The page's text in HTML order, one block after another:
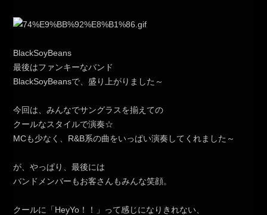
BlackSoyBeans
最後はファンキーなバンド
BlackSoyBeansで、盛り上がりました～
今回は、みんなでサングラスを揃えての
クールなスタイルで演奏☆
MCも少なく、R&B系の曲をいっぱい演奏してくれました～
が、やっぱり、最後には
バンドメンバーもお客さんもみんな笑顔。
クールに「HeyYo！！」って感じになりきれない、